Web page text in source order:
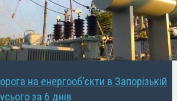
на енергооб’єкти в Запорізькій
за 6 днів